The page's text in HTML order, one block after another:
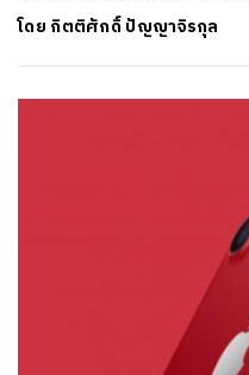
โดย กิตติศักดิ์ ปัญญาจิรกุล